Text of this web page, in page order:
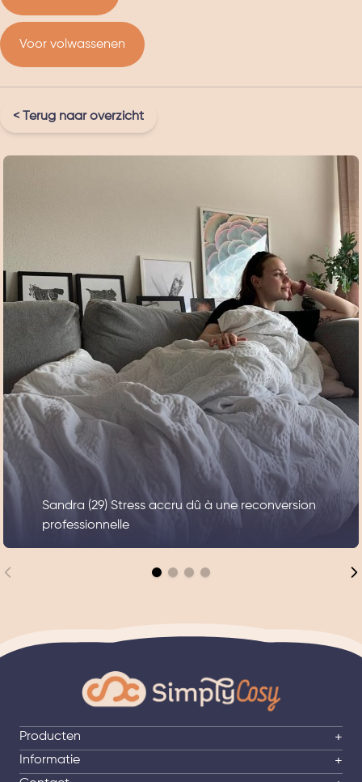
Voor volwassenen
< Terug naar overzicht
Sandra (29) Stress accru dû à une reconversion
professionnelle
Producten +
Informatie +